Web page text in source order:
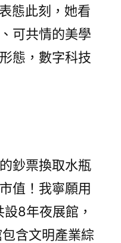
態此刻，她看
可共情的美學
態，數字科技
鈔票換取水瓶
市值！我寧願用
8年夜展館，
含文明產業綜